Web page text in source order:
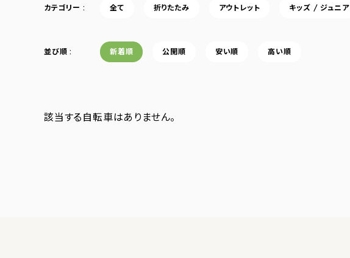
カテゴリー 全て 折りたたみ アウトレット キッズ / ジュニア
並び順 新着順 公開順 安い順 高い順
該当する自転車はありません。